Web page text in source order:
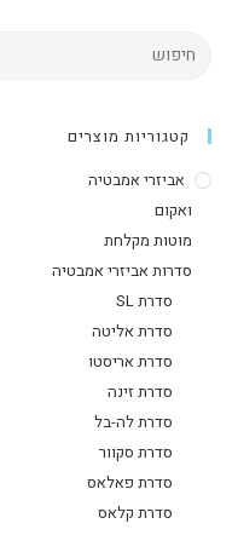
קטגוריות מוצרים
אביזרי אמבטיה
ואקום
מוטות מקלחת
סדרות אביזרי אמבטיה
סדרת SL
סדרת אליטה
סדרת אריסטו
סדרת זינה
סדרת לה-בל
סדרת סקוור
סדרת פאלאס
סדרת קלאס